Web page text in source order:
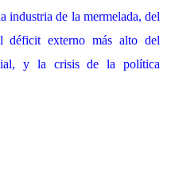
industria de la mermelada, del
déficit externo más alto del
y la crisis de la política